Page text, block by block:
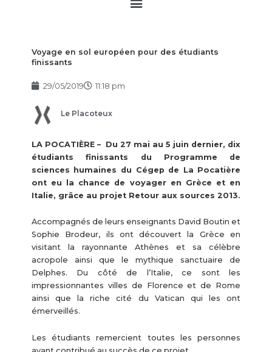
Voyage en sol européen pour des étudiants
finissants
29/05/2019 11:18 pm
Le Placoteux
LA POCATIÈRE – Du 27 mai au 5 juin dernier, dix
étudiants finissants du Programme de
sciences humaines du Cégep de La Pocatière
ont eu la chance de voyager en Grèce et en
Italie, grâce au projet Retour aux sources 2013.
Accompagnés de leurs enseignants David Boutin et
Sophie Brodeur, ils ont découvert la Grèce en
visitant la rayonnante Athènes et sa célèbre
acropole ainsi que le mythique sanctuaire de
Delphes. Du côté de l’Italie, ce sont les
impressionnantes villes de Florence et de Rome
ainsi que la riche cité du Vatican qui les ont
émerveillés.
Les étudiants remercient toutes les personnes